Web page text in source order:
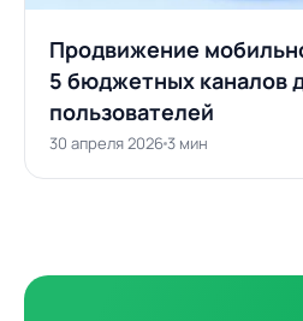
Продвижение
5 бюджетных каналов
пользователей
30 апреля 20263 мин